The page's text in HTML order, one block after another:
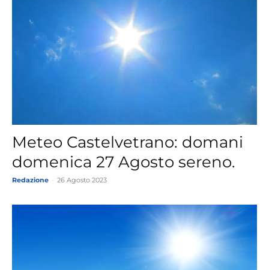
Meteo Castelvetrano: domani
domenica 27 Agosto sereno.
Redazione 26 Agosto 2023